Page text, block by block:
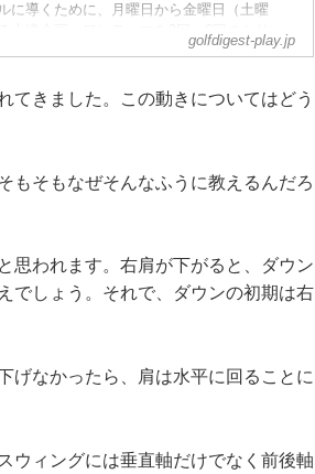
に導くために、月曜日から金曜日（土曜
上達企画。ワンテーマを3回～6回のシリー
で、もしくは翌朝の通勤中、スコアアップ
golfdigest-play.jp
きました。この動きについてはどう
そもなぜそんなふうに教えるんだろ
思われます。右肩が下がると、ダウン
でしょう。それで、ダウンの初期は右
なかったら、肩は水平に回ることに
ウィングには垂直軸だけでなく前後軸